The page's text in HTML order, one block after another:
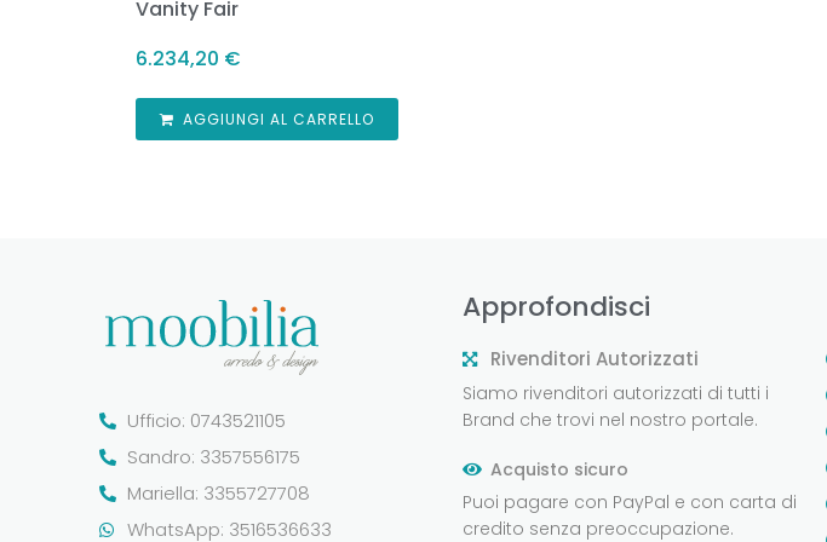
Vanity Fair
6.234,20 €
AGGIUNGI AL CARRELLO
Ufficio: 0743521105
Sandro: 3357556175
Mariella: 3355727708
WhatsApp: 3516536633
Approfondisci
Rivenditori Autorizzati
Siamo rivenditori autorizzati di tutti i
Brand che trovi nel nostro portale.
Acquisto sicuro
Puoi pagare con PayPal e con carta di
credito senza preoccupazione.